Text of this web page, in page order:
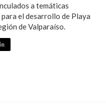
a temáticas
el desarrollo de Playa
de Valparaíso.